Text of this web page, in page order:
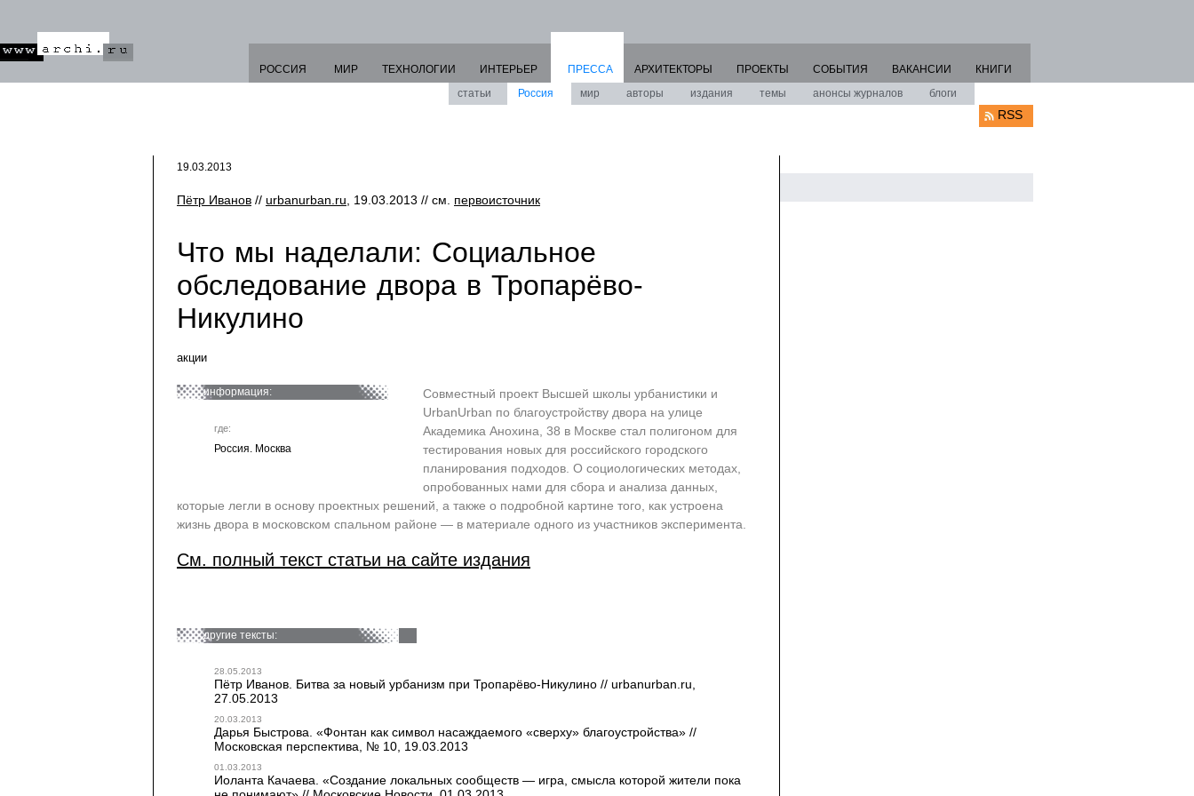
РОССИЯ МИР ТЕХНОЛОГИИ ИНТЕРЬЕР
ПРЕССА
статьи
Россия мир авторы издания темы анонсы журналов блоги
АРХИТЕКТОРЫ ПРОЕКТЫ СОБЫТИЯ ВАКАНСИИ КНИГИ
RSS
19.03.2013
Пётр Иванов // urbanurban.ru , 19.03.2013 // см. первоисточник
Что мы наделали: Социальное
обследование двора в Тропарёво-
Никулино
акции
информация:
где:
Россия. Москва
Совместный проект Высшей школы урбанистики и
UrbanUrban по благоустройству двора на улице
Академика Анохина, 38 в Москве стал полигоном для
тестирования новых для российского городского
планирования подходов. О социологических методах,
опробованных нами для сбора и анализа данных,
которые легли в основу проектных решений, а также о подробной картине того, как устроена
жизнь двора в московском спальном районе — в материале одного из участников эксперимента.
См. полный текст статьи на сайте издания
другие тексты:
28.05.2013
Пётр Иванов. Битва за новый урбанизм при Тропарёво-Никулино // urbanurban.ru,
27.05.2013
20.03.2013
Дарья Быстрова. «Фонтан как символ насаждаемого «сверху» благоустройства» //
Московская перспектива, № 10, 19.03.2013
01.03.2013
Иоланта Качаева. «Создание локальных сообществ — игра, смысла которой жители пока